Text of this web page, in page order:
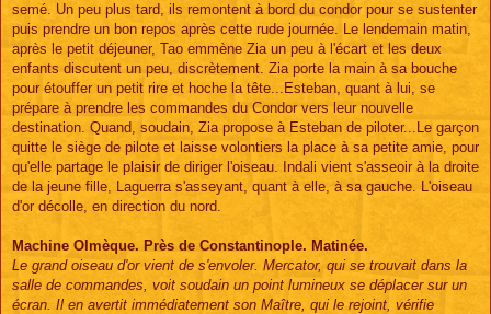
semé. Un peu plus tard, ils remontent à bord du condor pour se sustenter
puis prendre un bon repos après cette rude journée. Le lendemain matin,
après le petit déjeuner, Tao emmène Zia un peu à l'écart et les deux
enfants discutent un peu, discrètement. Zia porte la main à sa bouche
pour étouffer un petit rire et hoche la tête...Esteban, quant à lui, se
prépare à prendre les commandes du Condor vers leur nouvelle
destination. Quand, soudain, Zia propose à Esteban de piloter...Le garçon
quitte le siège de pilote et laisse volontiers la place à sa petite amie, pour
qu'elle partage le plaisir de diriger l'oiseau. Indali vient s'asseoir à la droite
de la jeune fille, Laguerra s'asseyant, quant à elle, à sa gauche. L'oiseau
d'or décolle, en direction du nord.
Machine Olmèque. Près de Constantinople. Matinée.
Le grand oiseau d'or vient de s'envoler. Mercator, qui se trouvait dans la
salle de commandes, voit soudain un point lumineux se déplacer sur un
écran. Il en avertit immédiatement son Maître, qui le rejoint, vérifie